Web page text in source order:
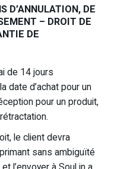
D’ANNULATION, DE
– DROIT DE
DE
de 14 jours
date d’achat pour un
pour un produit,
le client devra
sans ambiguïté